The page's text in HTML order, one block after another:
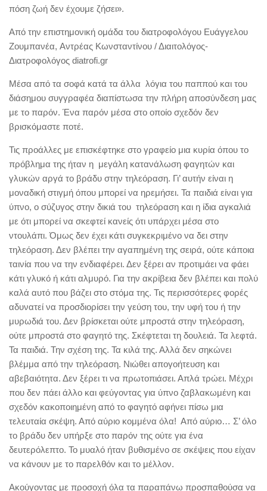
πόση ζωή δεν έχουμε ζήσει».
Από την επιστημονική ομάδα του διατροφολόγου Ευάγγελου
Ζουμπανέα, Αντρέας Κωνσταντίνου / Διαιτολόγος-
Διατροφολόγος diatrofi.gr
Μέσα από τα σοφά κατά τα άλλα λόγια του παππού και του
διάσημου συγγραφέα διαπίστωσα την πλήρη αποσύνδεση μας
με το παρόν. Ένα παρόν μέσα στο οποίο σχεδόν δεν
βρισκόμαστε ποτέ.
Τις προάλλες με επισκέφτηκε στο γραφείο μια κυρία όπου το
πρόβλημα της ήταν η μεγάλη κατανάλωση φαγητών και
γλυκών αργά το βράδυ στην τηλεόραση. Γι’ αυτήν είναι η
μοναδική στιγμή όπου μπορεί να ηρεμήσει. Τα παιδιά είναι για
ύπνο, ο σύζυγος στην δικιά του τηλεόραση και η ίδια αγκαλιά
με ότι μπορεί να σκεφτεί κανείς ότι υπάρχει μέσα στο
ντουλάπι. Όμως δεν έχει κάτι συγκεκριμένο να δει στην
τηλεόραση. Δεν βλέπει την αγαπημένη της σειρά, ούτε κάποια
ταινία που να την ενδιαφέρει. Δεν ξέρει αν προτιμάει να φάει
κάτι γλυκό ή κάτι αλμυρό. Για την ακρίβεια δεν βλέπει και πολύ
καλά αυτό που βάζει στο στόμα της. Τις περισσότερες φορές
αδυνατεί να προσδιορίσει την γεύση του, την υφή του ή την
μυρωδιά του. Δεν βρίσκεται ούτε μπροστά στην τηλεόραση,
ούτε μπροστά στο φαγητό της. Σκέφτεται τη δουλειά. Τα λεφτά.
Τα παιδιά. Την σχέση της. Τα κιλά της. Αλλά δεν σηκώνει
βλέμμα από την τηλεόραση. Νιώθει απογοήτευση και
αβεβαιότητα. Δεν ξέρει τι να πρωτοπιάσει. Απλά τρώει. Μέχρι
που δεν πάει άλλο και φεύγοντας για ύπνο ζαβλακωμένη και
σχεδόν κακοποιημένη από το φαγητό αφήνει πίσω μια
τελευταία σκέψη. Από αύριο κομμένα όλα! Από αύριο… Σ’ όλο
το βράδυ δεν υπήρξε στο παρόν της ούτε για ένα
δευτερόλεπτο. Το μυαλό ήταν βυθισμένο σε σκέψεις που είχαν
να κάνουν με το παρελθόν και το μέλλον.
Ακούγοντας με προσοχή όλα τα παραπάνω προσπαθούσα να